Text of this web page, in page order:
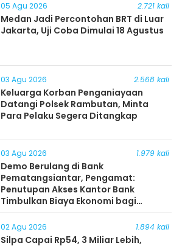
05 Agu 2026 2.721 kali
Medan Jadi Percontohan BRT di Luar
Jakarta, Uji Coba Dimulai 18 Agustus
03 Agu 2026 2.568 kali
Keluarga Korban Penganiayaan
Datangi Polsek Rambutan, Minta
Para Pelaku Segera Ditangkap
03 Agu 2026 1.979 kali
Demo Berulang di Bank
Pematangsiantar, Pengamat:
Penutupan Akses Kantor Bank
Timbulkan Biaya Ekonomi bagi
Masyarakat
02 Agu 2026 1.894 kali
Silpa Capai Rp54, 3 Miliar Lebih,